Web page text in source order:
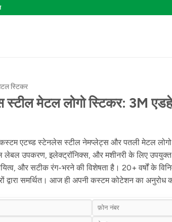
स्टिकर
मेटल लोगो स्टिकर: 3M
कस्टम एटच्ड स्टेनलेस स्टील नेमप्लेट्स और पतली मेटल
लेबल उपकरण, इलेक्ट्रॉनिक्स, और मशीनरी के लिए
और सटीक रंग-भरने की विशेषता है। 20+ वर्षों के
द्वारा समर्थित। आज ही अपनी कस्टम कोटेशन का अनुरोध